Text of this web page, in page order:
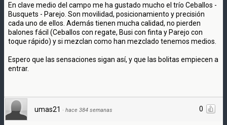
En clave medio del campo me ha gustado mucho el trío Ceballos -
Busquets - Parejo. Son movilidad, posicionamiento y precisión
cada uno de ellos. Además tienen mucha calidad, no pierden
balones fácil (Ceballos con regate, Busi con finta y Parejo con
toque rápido) y si mezclan como han mezclado tenemos medios.
Espero que las sensaciones sigan así, y que las bolitas empiecen a
entrar.
0
umas21 · hace 384 semanas